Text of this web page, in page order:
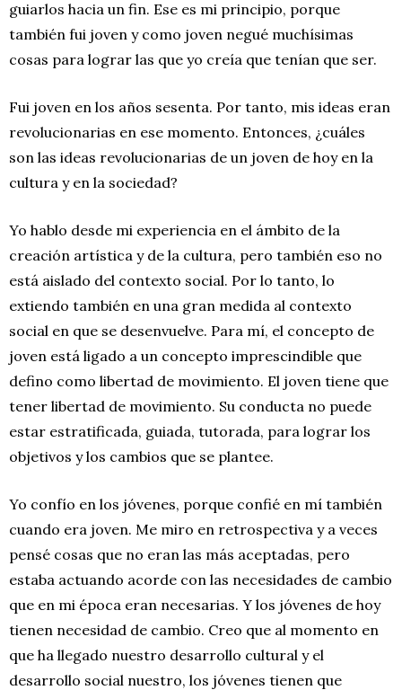
guiarlos hacia un fin. Ese es mi principio, porque
también fui joven y como joven negué muchísimas
cosas para lograr las que yo creía que tenían que ser.
Fui joven en los años sesenta. Por tanto, mis ideas eran
revolucionarias en ese momento. Entonces, ¿cuáles
son las ideas revolucionarias de un joven de hoy en la
cultura y en la sociedad?
Yo hablo desde mi experiencia en el ámbito de la
creación artística y de la cultura, pero también eso no
está aislado del contexto social. Por lo tanto, lo
extiendo también en una gran medida al contexto
social en que se desenvuelve. Para mí, el concepto de
joven está ligado a un concepto imprescindible que
defino como libertad de movimiento. El joven tiene que
tener libertad de movimiento. Su conducta no puede
estar estratificada, guiada, tutorada, para lograr los
objetivos y los cambios que se plantee.
Yo confío en los jóvenes, porque confié en mí también
cuando era joven. Me miro en retrospectiva y a veces
pensé cosas que no eran las más aceptadas, pero
estaba actuando acorde con las necesidades de cambio
que en mi época eran necesarias. Y los jóvenes de hoy
tienen necesidad de cambio. Creo que al momento en
que ha llegado nuestro desarrollo cultural y el
desarrollo social nuestro, los jóvenes tienen que